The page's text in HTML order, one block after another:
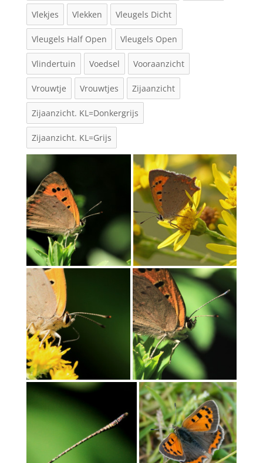
Vlekjes Vlekken Vleugels Dicht
Vleugels Half Open Vleugels Open
Vlindertuin Voedsel Vooraanzicht
Vrouwtje Vrouwtjes Zijaanzicht
Zijaanzicht. KL=Donkergrijs
Zijaanzicht. KL=Grijs